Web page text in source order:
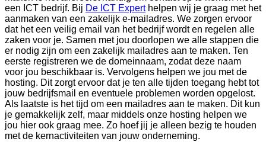
een ICT bedrijf. Bij De ICT Experthelpen wij je graag met het
aanmaken van een zakelijk e-mailadres. We zorgen ervoor
dat het een veilig email van het bedrijf wordt en regelen alle
zaken voor je. Samen met jou doorlopen we alle stappen die
er nodig zijn om een zakelijk mailadres aan te maken. Ten
eerste registreren we de domeinnaam, zodat deze naam
voor jou beschikbaar is. Vervolgens helpen we jou met de
hosting. Dit zorgt ervoor dat je ten alle tijden toegang hebt tot
jouw bedrijfsmail en eventuele problemen worden opgelost.
Als laatste is het tijd om een mailadres aan te maken. Dit kun
je gemakkelijk zelf, maar middels onze hosting helpen we
jou hier ook graag mee. Zo hoef jij je alleen bezig te houden
met de kernactiviteiten van jouw onderneming.